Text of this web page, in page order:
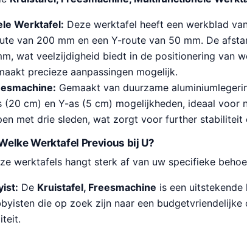
Werktafel: Deze werktafel heeft een werkblad
van 200 mm en een Y-route van 50 mm. De
wat veelzijdigheid biedt in de positionering van
precieze aanpassingen mogelijk.
Gemaakt van duurzame
(20 cm) en Y-as (5 cm) mogelijkheden, ideaal voor
met drie sleden, wat zorgt voor further stabiliteit
Werktafel Previous bij U?
werktafels hangt sterk af van uw specifieke
De Kruistafel, Freesmachine is een
die op zoek zijn naar een